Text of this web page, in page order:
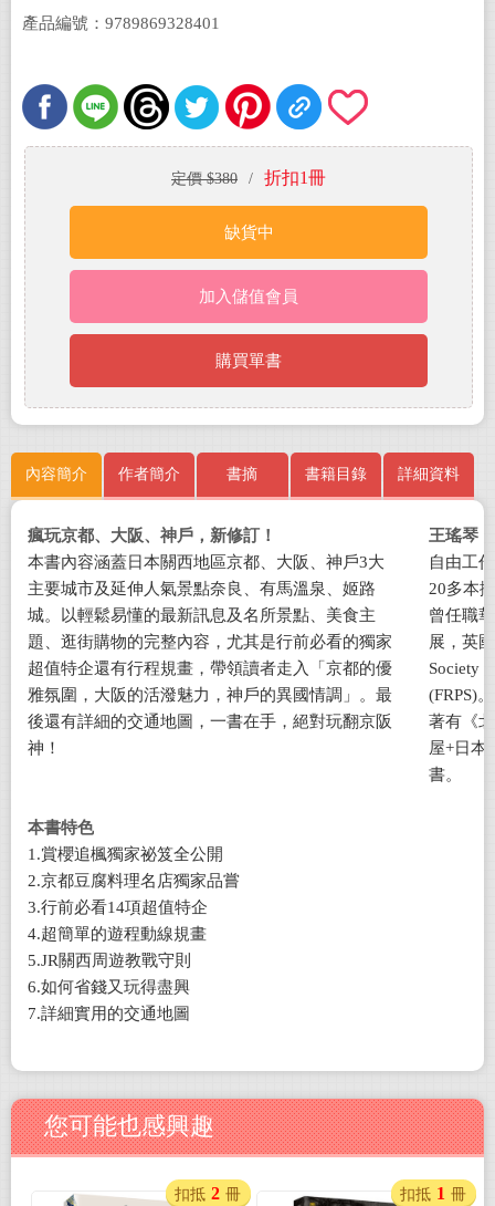
產品編號：9789869328401
定價 $380 / 折扣1冊
缺貨中
加入儲值會員
購買單書
內容簡介 作者簡介 書摘 書籍目錄 詳細資料
瘋玩京都、 大阪、 神戶，新修訂！
本書內容涵蓋日本關西地區京都、大阪、神戶3大
主要城市及延伸人氣景點奈良、有馬溫泉、姬路
城。以輕鬆易懂的最新訊息及名所景點、美食主
題、逛街購物的完整內容，尤其是行前必看的獨家
超值特企還有行程規畫，帶領讀者走入「京都的優
雅氛圍，大阪的活潑魅力，神戶的異國情調」。最
後還有詳細的交通地圖，一書在手，絕對玩翻京阪
神！
本書特色
1.賞櫻追楓獨家祕笈全公開
2.京都豆腐料理名店獨家品嘗
3.行前必看14項超值特企
4.超簡單的遊程動線規畫
5.JR關西周遊教戰守則
6.如何省錢又玩得盡興
7.詳細實用的交通地圖
王瑤琴
自由工
20多本
曾任職
展，英
Society
(FRPS)。
著有《
屋+日本
書。
您可能也感興趣
扣抵 2 冊 扣抵 1 冊